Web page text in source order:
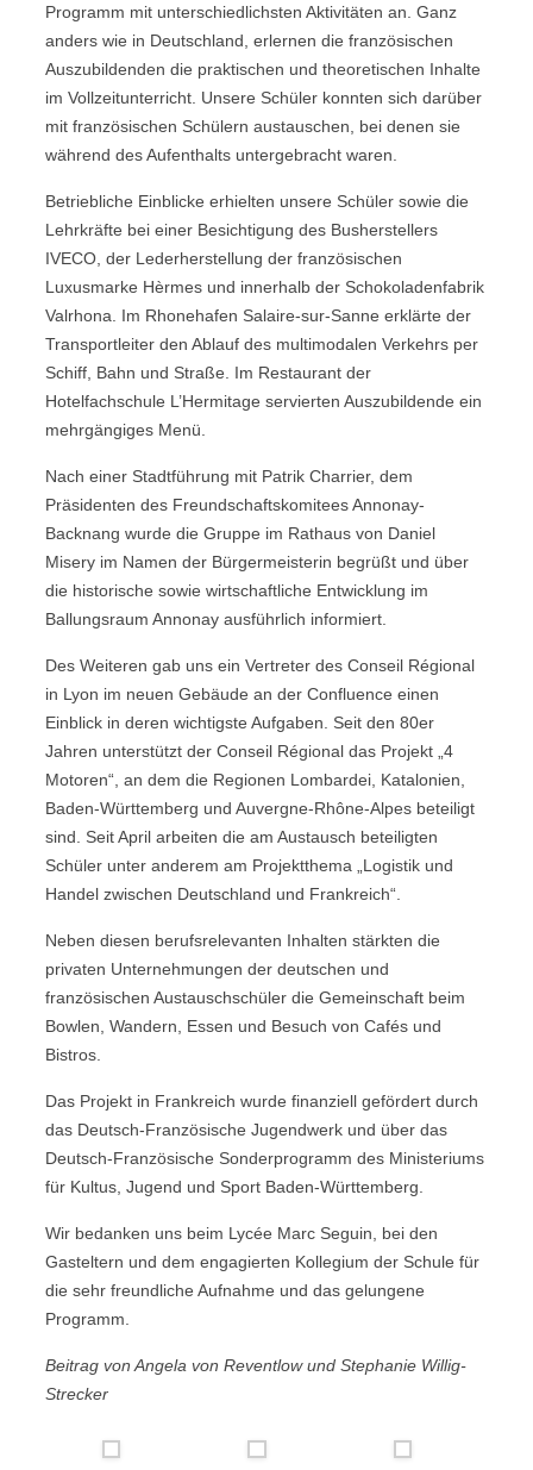
Programm mit unterschiedlichsten Aktivitäten an. Ganz
anders wie in Deutschland, erlernen die französischen
Auszubildenden die praktischen und theoretischen Inhalte
im Vollzeitunterricht. Unsere Schüler konnten sich darüber
mit französischen Schülern austauschen, bei denen sie
während des Aufenthalts untergebracht waren.
Betriebliche Einblicke erhielten unsere Schüler sowie die
Lehrkräfte bei einer Besichtigung des Busherstellers
IVECO, der Lederherstellung der französischen
Luxusmarke Hèrmes und innerhalb der Schokoladenfabrik
Valrhona. Im Rhonehafen Salaire-sur-Sanne erklärte der
Transportleiter den Ablauf des multimodalen Verkehrs per
Schiff, Bahn und Straße. Im Restaurant der
Hotelfachschule L’Hermitage servierten Auszubildende ein
mehrgängiges Menü.
Nach einer Stadtführung mit Patrik Charrier, dem
Präsidenten des Freundschaftskomitees Annonay-
Backnang wurde die Gruppe im Rathaus von Daniel
Misery im Namen der Bürgermeisterin begrüßt und über
die historische sowie wirtschaftliche Entwicklung im
Ballungsraum Annonay ausführlich informiert.
Des Weiteren gab uns ein Vertreter des Conseil Régional
in Lyon im neuen Gebäude an der Confluence einen
Einblick in deren wichtigste Aufgaben. Seit den 80er
Jahren unterstützt der Conseil Régional das Projekt „4
Motoren“, an dem die Regionen Lombardei, Katalonien,
Baden-Württemberg und Auvergne-Rhône-Alpes beteiligt
sind. Seit April arbeiten die am Austausch beteiligten
Schüler unter anderem am Projektthema „Logistik und
Handel zwischen Deutschland und Frankreich“.
Neben diesen berufsrelevanten Inhalten stärkten die
privaten Unternehmungen der deutschen und
französischen Austauschschüler die Gemeinschaft beim
Bowlen, Wandern, Essen und Besuch von Cafés und
Bistros.
Das Projekt in Frankreich wurde finanziell gefördert durch
das Deutsch-Französische Jugendwerk und über das
Deutsch-Französische Sonderprogramm des Ministeriums
für Kultus, Jugend und Sport Baden-Württemberg.
Wir bedanken uns beim Lycée Marc Seguin, bei den
Gasteltern und dem engagierten Kollegium der Schule für
die sehr freundliche Aufnahme und das gelungene
Programm.
Beitrag von Angela von Reventlow und Stephanie Willig-
Strecker